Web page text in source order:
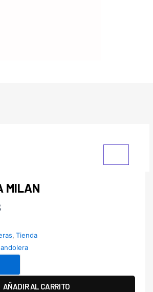
MILAN
, Tienda
AÑADIR AL CARRITO